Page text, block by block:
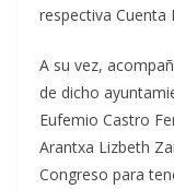
respectiva Cuenta
A su vez,
de dicho
Eufemio Castro
Arantxa Lizbeth
Congreso para